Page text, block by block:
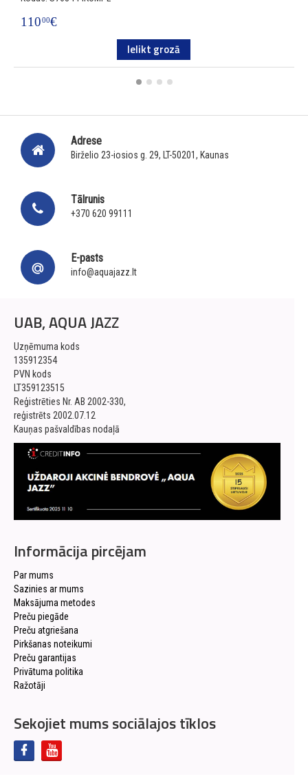
11000€
Ielikt grozā
Adrese
Birželio 23-iosios g. 29, LT-50201, Kaunas
Tālrunis
+370 620 99111
E-pasts
info@aquajazz.lt
UAB, AQUA JAZZ
Uzņēmuma kods
135912354
PVN kods
LT359123515
Reģistrēties Nr. AB 2002-330,
reģistrēts 2002.07.12
Kauņas pašvaldības nodaļā
Informācija pircējam
Par mums
Sazinies ar mums
Maksājuma metodes
Preču piegāde
Preču atgriešana
Pirkšanas noteikumi
Preču garantijas
Privātuma politika
Ražotāji
Sekojiet mums sociālajos tīklos